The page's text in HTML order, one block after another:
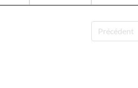
Précédent